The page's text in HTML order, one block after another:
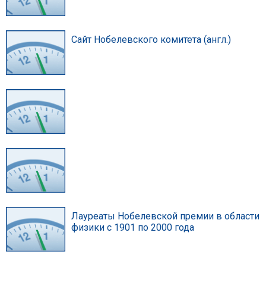
Сайт Нобелевского комитета (англ.)
Лауреаты Нобелевской премии в области
физики с 1901 по 2000 года